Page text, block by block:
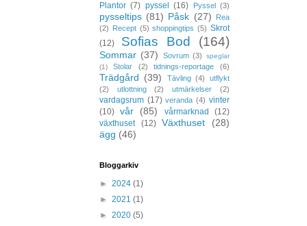
Plantor (7) pyssel (16) Pyssel (3)
pysseltips (81) Påsk (27)
Rea
(2) Recept (5) shoppingtips (5) Skrot
(12)
Sofias Bod (164)
Sommar (37) Sovrum (3)
speglar
(1)
Stolar (2) tidnings-reportage (6)
Trädgård (39) Tävling (4)
utflykt
(2)
utlottning (2) utmärkelser (2)
vardagsrum (17) veranda (4) vinter
(10) vår (85) vårmarknad
(12)
växthuset
(12) Växthuset
(28)
ägg (46)
Bloggarkiv
► 2024 (1)
► 2021 (1)
► 2020 (5)